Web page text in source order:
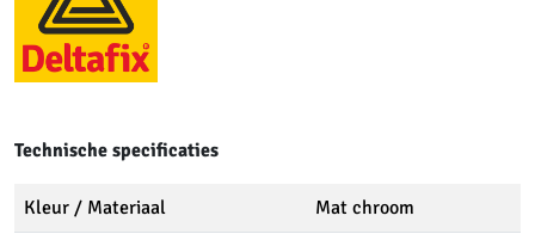
Technische specificaties
Kleur / Materiaal Mat chroom